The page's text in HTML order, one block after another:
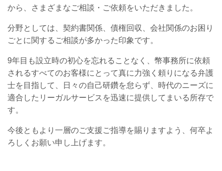
から、さまざまなご相談・ご依頼をいただきました。
分野としては、契約書関係、債権回収、会社関係のお困り
ごとに関するご相談が多かった印象です。
9年目も設立時の初心を忘れることなく、幣事務所に依頼
されるすべてのお客様にとって真に力強く頼りになる弁護
士を目指して、日々の自己研鑽を怠らず、時代のニーズに
適合したリーガルサービスを迅速に提供してまいる所存で
す。
今後ともより一層のご支援ご指導を賜りますよう、何卒よ
ろしくお願い申し上げます。